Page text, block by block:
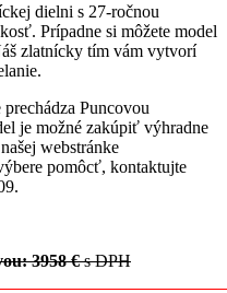
dielni s 27-ročnou
Prípadne si môžete model
zlatnícky tím vám vytvorí
Puncovou
je možné zakúpiť výhradne
webstránke
pomôcť, kontaktujte
3958 €s DPH